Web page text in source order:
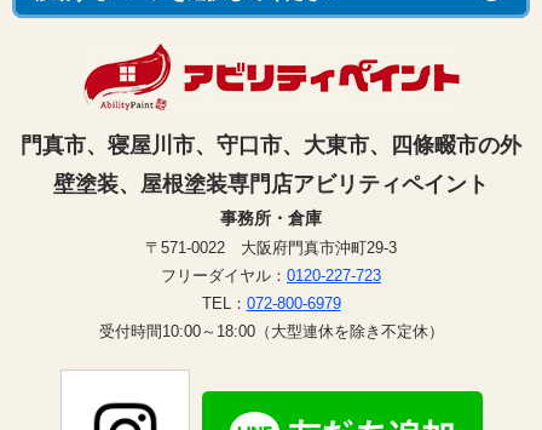
門真市、寝屋川市、守口市、大東市、四條畷市の外
壁塗装、屋根塗装専門店アビリティペイント
事務所・倉庫
〒571-0022 大阪府門真市沖町29-3
フリーダイヤル： 0120-227-723
TEL： 072-800-6979
受付時間10:00～18:00（大型連休を除き不定休）